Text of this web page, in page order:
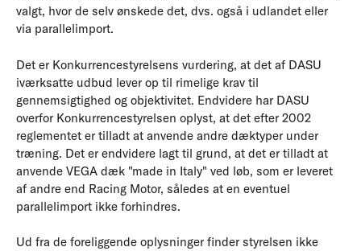
valgt, hvor de selv ønskede det, dvs. også i udlandet eller
via parallelimport.
Det er Konkurrencestyrelsens vurdering, at det af DASU
iværksatte udbud lever op til rimelige krav til
gennemsigtighed og objektivitet. Endvidere har DASU
overfor Konkurrencestyrelsen oplyst, at det efter 2002
reglementet er tilladt at anvende andre dæktyper under
træning. Det er endvidere lagt til grund, at det er tilladt at
anvende VEGA dæk "made in Italy" ved løb, som er leveret
af andre end Racing Motor, således at en eventuel
parallelimport ikke forhindres.
Ud fra de foreliggende oplysninger finder styrelsen ikke